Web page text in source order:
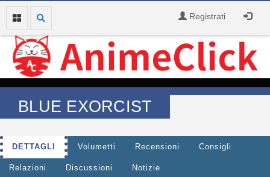
Registrati
BLUE EXORCIST
DETTAGLI Volumetti Recensioni Consigli
Relazioni Discussioni Notizie